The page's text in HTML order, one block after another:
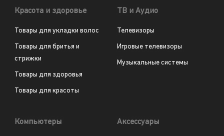
Красота и здоровье
Товары для укладки волос
Товары для бритья и
стрижки
Товары для здоровья
Товары для красоты
ТВ и Аудио
Телевизоры
Игровые телевизоры
Музыкальные системы
Компьютеры Аксессуары